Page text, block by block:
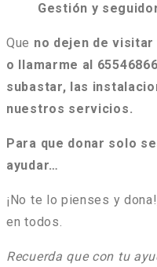
Gestión y
Que no dejen de visitar
o llamarme al
subastar, las
nuestros servicios.
Para que donar solo
ayudar…
¡No te lo pienses y
en todos.
Recuerda que con tu